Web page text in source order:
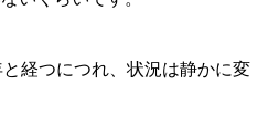
経つにつれ、状況は静かに変